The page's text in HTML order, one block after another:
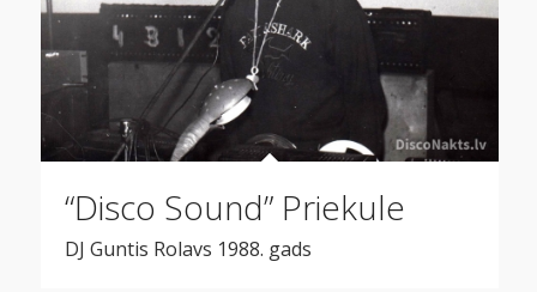
“Disco Sound” Priekule
DJ Guntis Rolavs 1988. gads